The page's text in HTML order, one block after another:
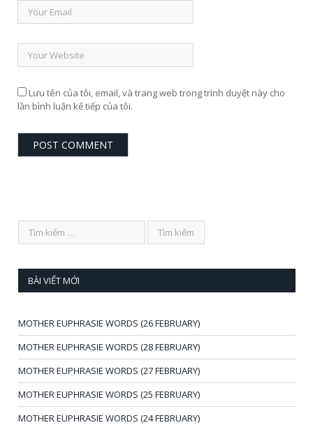
Lưu tên của tôi, email, và trang web trong trình duyệt này cho
lần bình luận kế tiếp của tôi.
BÀI VIẾT MỚI
MOTHER EUPHRASIE WORDS (26 FEBRUARY)
MOTHER EUPHRASIE WORDS (28 FEBRUARY)
MOTHER EUPHRASIE WORDS (27 FEBRUARY)
MOTHER EUPHRASIE WORDS (25 FEBRUARY)
MOTHER EUPHRASIE WORDS (24 FEBRUARY)